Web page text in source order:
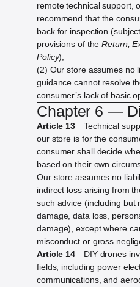
remote technical support,
recommend that the
back for inspection
provisions of theReturn,
Policy);
(2) Our store assumes no
guidance cannot resolve
consumer’s lack of basic
Chapter 6 —
Article 13 Technical
our store is for the
consumer shall decide
based on their own
Our store assumes no
indirect loss arising from
such advice (including but
damage, data loss,
damage), except where
misconduct or gross
Article 14 DIY drones
fields, including power
communications, and